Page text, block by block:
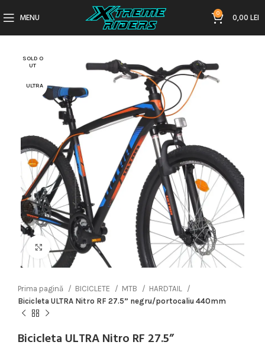
MENU 0 0,00LEI
SOLD O
UT
ULTRA
Click to enlarge
Prima pagină BICICLETE MTB
HARDTAIL
Bicicleta ULTRA Nitro RF 27.5” negru/portocaliu 440mm
Bicicleta ULTRA Nitro RF 27.5”